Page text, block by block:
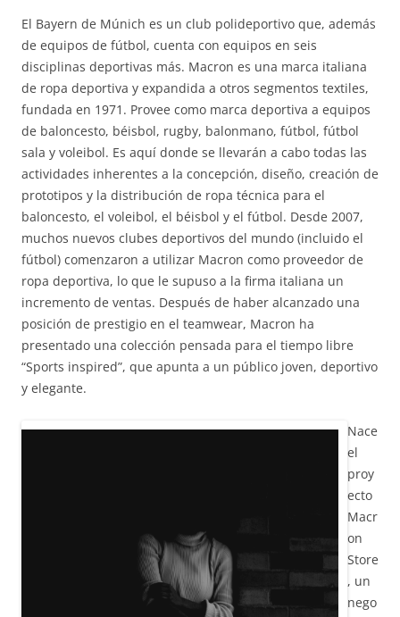
El Bayern de Múnich es un club polideportivo que, además
de equipos de fútbol, cuenta con equipos en seis
disciplinas deportivas más. Macron es una marca italiana
de ropa deportiva y expandida a otros segmentos textiles,
fundada en 1971. Provee como marca deportiva a equipos
de baloncesto, béisbol, rugby, balonmano, fútbol, fútbol
sala y voleibol. Es aquí donde se llevarán a cabo todas las
actividades inherentes a la concepción, diseño, creación de
prototipos y la distribución de ropa técnica para el
baloncesto, el voleibol, el béisbol y el fútbol. Desde 2007,
muchos nuevos clubes deportivos del mundo (incluido el
fútbol) comenzaron a utilizar Macron como proveedor de
ropa deportiva, lo que le supuso a la firma italiana un
incremento de ventas. Después de haber alcanzado una
posición de prestigio en el teamwear, Macron ha
presentado una colección pensada para el tiempo libre
“Sports inspired”, que apunta a un público joven, deportivo
y elegante.
Nace
el
proy
ecto
Macr
on
Store
, un
nego